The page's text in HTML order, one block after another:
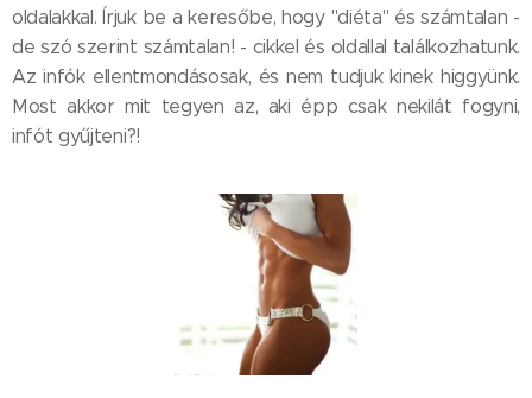
oldalakkal. Írjuk be a keresőbe, hogy "diéta" és számtalan -
de szó szerint számtalan! - cikkel és oldallal találkozhatunk.
Az infók ellentmondásosak, és nem tudjuk kinek higgyünk.
Most akkor mit tegyen az, aki épp csak nekilát fogyni,
infót gyűjteni?!